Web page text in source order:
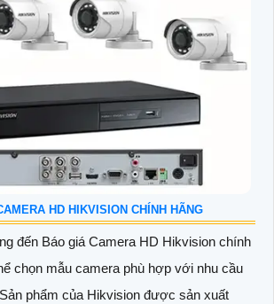
HD HIKVISION CHÍNH HÃNG
đến Báo giá Camera HD Hikvision chính
chọn mẫu camera phù hợp với nhu cầu
phẩm của Hikvision được sản xuất